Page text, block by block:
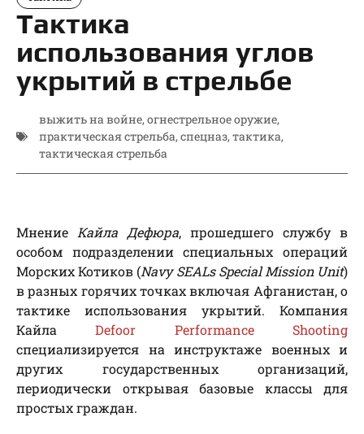
Тактика
использования углов
укрытий в стрельбе
выжить на войне, огнестрельное оружие,
практическая стрельба, спецназ, тактика,
тактическая стрельба
Мнение Кайла Дефюра, прошедшего службу в
особом подразделении специальных операций
Морских Котиков (Navy SEALs Special Mission Unit)
в разных горячих точках включая Афганистан, о
тактике использования укрытий. Компания
КайлаDefoor Performance Shooting
специализируется на инструктаже военных и
других государственных организаций,
периодически открывая базовые классы для
простых граждан.